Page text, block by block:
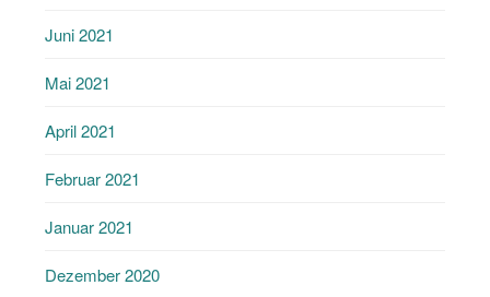
Juni 2021
Mai 2021
April 2021
Februar 2021
Januar 2021
Dezember 2020